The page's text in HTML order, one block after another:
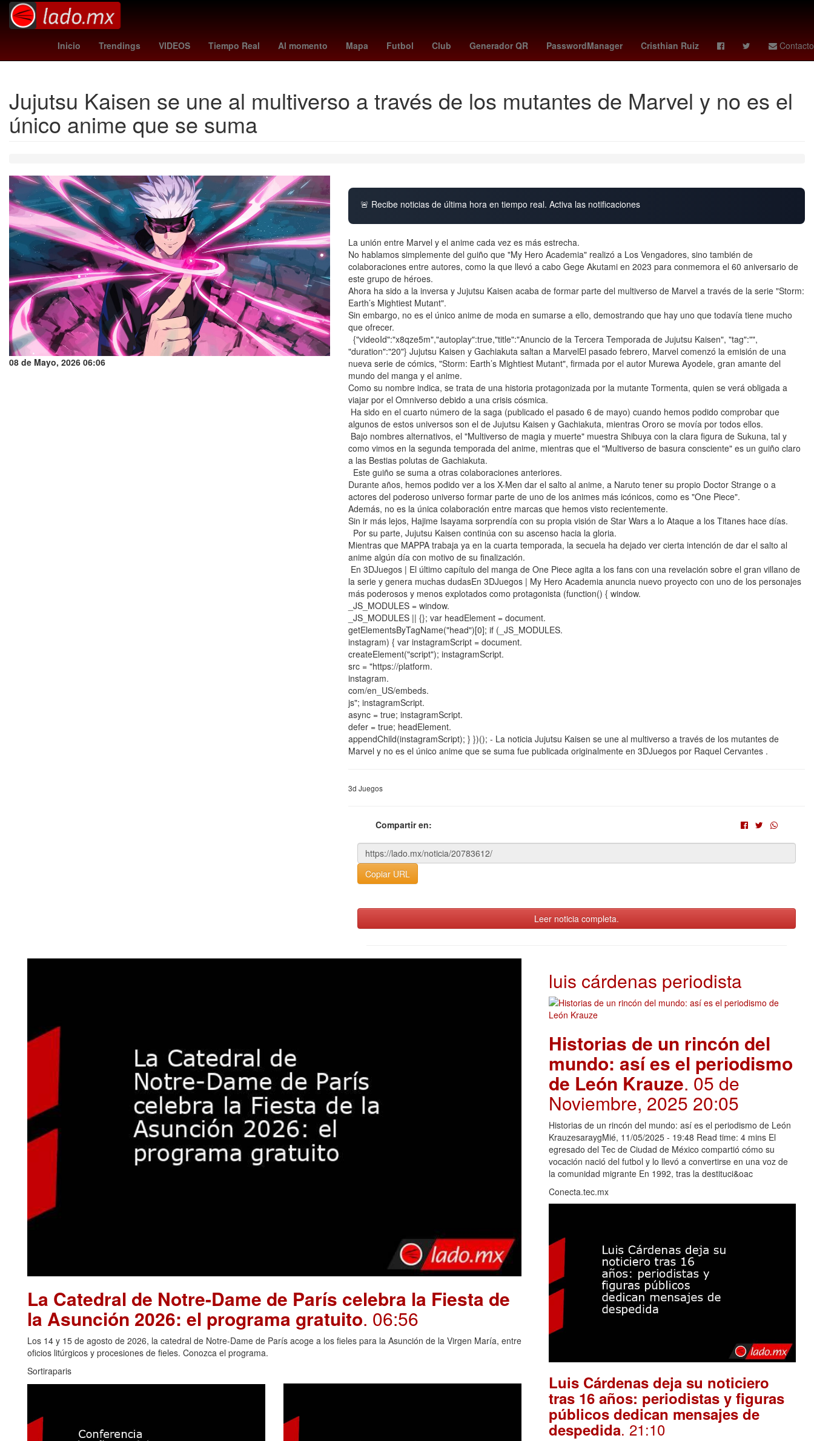
Inicio Trendings VIDEOS Tiempo Real Al momento Mapa Futbol Club Generador QR PasswordManager Cristhian Ruiz Contacto
Cohete orioles - angels Matt Damon Farmacias Similares El infierno santos vs ucv Jonatan Maidana Josefina Vázquez Mota Gabriel Quadri 4 de abril
Jujutsu Kaisen se une al multiverso a través de los mutantes de Marvel y no es el
único anime que se suma
08 de Mayo, 2026 06:06
🚨 Recibe noticias de última hora en tiempo real. Activa las notificaciones
La unión entre Marvel y el anime cada vez es más estrecha.
No hablamos simplemente del guiño que "My Hero Academia" realizó a Los Vengadores, sino también de
colaboraciones entre autores, como la que llevó a cabo Gege Akutami en 2023 para conmemora el 60 aniversario de
este grupo de héroes.
Ahora ha sido a la inversa y Jujutsu Kaisen acaba de formar parte del multiverso de Marvel a través de la serie "Storm:
Earth’s Mightiest Mutant".
Sin embargo, no es el único anime de moda en sumarse a ello, demostrando que hay uno que todavía tiene mucho
que ofrecer.
{"videoId":"x8qze5m","autoplay":true,"title":"Anuncio de la Tercera Temporada de Jujutsu Kaisen", "tag":"",
"duration":"20"} Jujutsu Kaisen y Gachiakuta saltan a MarvelEl pasado febrero, Marvel comenzó la emisión de una
nueva serie de cómics, "Storm: Earth’s Mightiest Mutant", firmada por el autor Murewa Ayodele, gran amante del
mundo del manga y el anime.
Como su nombre indica, se trata de una historia protagonizada por la mutante Tormenta, quien se verá obligada a
viajar por el Omniverso debido a una crisis cósmica.
Ha sido en el cuarto número de la saga (publicado el pasado 6 de mayo) cuando hemos podido comprobar que
algunos de estos universos son el de Jujutsu Kaisen y Gachiakuta, mientras Ororo se movía por todos ellos.
Bajo nombres alternativos, el "Multiverso de magia y muerte" muestra Shibuya con la clara figura de Sukuna, tal y
como vimos en la segunda temporada del anime, mientras que el "Multiverso de basura consciente" es un guiño claro
a las Bestias polutas de Gachiakuta.
Este guiño se suma a otras colaboraciones anteriores.
Durante años, hemos podido ver a los X-Men dar el salto al anime, a Naruto tener su propio Doctor Strange o a
actores del poderoso universo formar parte de uno de los animes más icónicos, como es "One Piece".
Además, no es la única colaboración entre marcas que hemos visto recientemente.
Sin ir más lejos, Hajime Isayama sorprendía con su propia visión de Star Wars a lo Ataque a los Titanes hace días.
Por su parte, Jujutsu Kaisen continúa con su ascenso hacia la gloria.
Mientras que MAPPA trabaja ya en la cuarta temporada, la secuela ha dejado ver cierta intención de dar el salto al
anime algún día con motivo de su finalización.
En 3DJuegos | El último capítulo del manga de One Piece agita a los fans con una revelación sobre el gran villano de
la serie y genera muchas dudasEn 3DJuegos | My Hero Academia anuncia nuevo proyecto con uno de los personajes
más poderosos y menos explotados como protagonista (function() { window.
_JS_MODULES = window.
_JS_MODULES || {}; var headElement = document.
getElementsByTagName("head")[0]; if (_JS_MODULES.
instagram) { var instagramScript = document.
createElement("script"); instagramScript.
src = "https://platform.
instagram.
com/en_US/embeds.
js"; instagramScript.
async = true; instagramScript.
defer = true; headElement.
appendChild(instagramScript); } })(); - La noticia Jujutsu Kaisen se une al multiverso a través de los mutantes de
Marvel y no es el único anime que se suma fue publicada originalmente en 3DJuegos por Raquel Cervantes .
3d Juegos
Compartir en:
Copiar URL
Leer noticia completa.
La Catedral de Notre-Dame de París celebra la Fiesta de
la Asunción 2026: el programa gratuito. 06:56
Los 14 y 15 de agosto de 2026, la catedral de Notre-Dame de París acoge a los fieles para la Asunción de la Virgen María, entre
oficios litúrgicos y procesiones de fieles. Conozca el programa.
Sortiraparis
luis cárdenas periodista
Historias de un rincón del
mundo: así es el periodismo
de León Krauze. 05 de
Noviembre, 2025 20:05
Historias de un rincón del mundo: así es el periodismo de León
KrauzesaraygMié, 11/05/2025 - 19:48 Read time: 4 mins El
egresado del Tec de Ciudad de México compartió cómo su
vocación nació del futbol y lo llevó a convertirse en una voz de
la comunidad migrante En 1992, tras la destituci&oac
Conecta.tec.mx
Luis Cárdenas deja su noticiero
tras 16 años: periodistas y figuras
públicos dedican mensajes de
despedida. 21:10